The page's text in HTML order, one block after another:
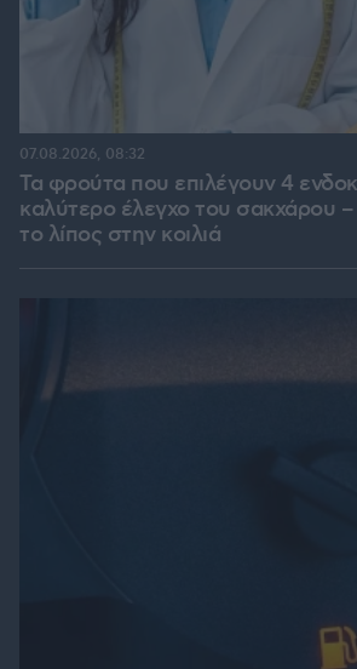
Τα φρούτα που επιλέγουν 4
καλύτερο έλεγχο του σακχάρου –
το λίπος στην κοιλιά
07.08.2026, 08:32